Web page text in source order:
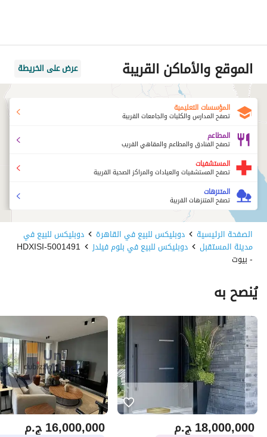
الموقع والأماكن القريبة عرض على الخريطة
المؤسسات التعليمية
تصفح المدارس والكليات والجامعات القريبة
المطاعم
تصفح الفنادق والمطاعم والمقاهي القريب
المستشفيات
تصفح المستشفيات والعيادات والمراكز الصحية القريبة
المتنزهات
تصفح المتنزهات القريبة
الصفحة الرئيسية دوبليكس للبيع في القاهرة دوبليكس للبيع في
مدينة المستقبل دوبليكس للبيع في بلوم فيلدز 5001491-HDXISI
- بيوت
يُنصح به
ج.م18,000,000 ج.م16,000,000